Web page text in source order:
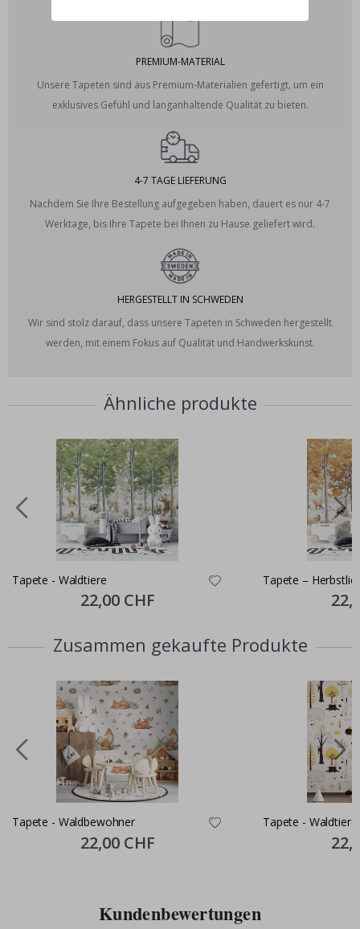
PREMIUM-MATERIAL
Unsere Tapeten sind aus Premium-Materialien gefertigt, um ein
exklusives Gefühl und langanhaltende Qualität zu bieten.
4-7 TAGE LIEFERUNG
Nachdem Sie Ihre Bestellung aufgegeben haben, dauert es nur 4-7
Werktage, bis Ihre Tapete bei Ihnen zu Hause geliefert wird.
HERGESTELLT IN SCHWEDEN
Wir sind stolz darauf, dass unsere Tapeten in Schweden hergestellt
werden, mit einem Fokus auf Qualität und Handwerkskunst.
Ähnliche produkte
Tapete - Waldtiere
Special
Price
22,00 CHF
Tapete –
Price
Zusammen gekaufte Produkte
Tapete - Waldbewohner
Special
Price
22,00 CHF
Tapete - Waldtiere
Price
Kundenbewertungen